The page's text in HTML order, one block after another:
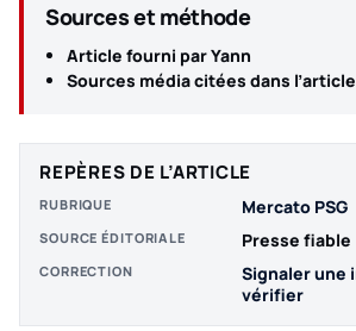
Sources et méthode
Article fourni par Yann
Sources média citées dans l’article
REPÈRES DE L’ARTICLE
RUBRIQUE Mercato PSG
SOURCE ÉDITORIALE Presse fiable
CORRECTION
Signaler une
vérifier